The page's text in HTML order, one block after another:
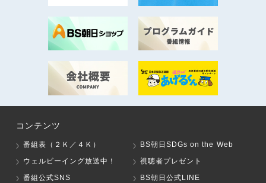
コンテンツ
番組表（２Ｋ／４Ｋ）
BS朝日SDGs on the Web
ウェルビーイング放送中！
視聴者プレゼント
番組公式SNS
BS朝日公式LINE